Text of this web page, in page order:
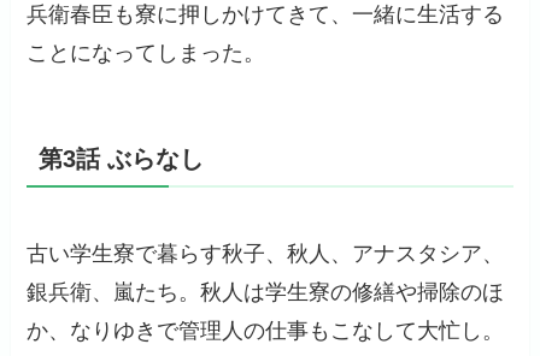
兵衛春臣も寮に押しかけてきて、一緒に生活する
ことになってしまった。
第3話 ぶらなし
古い学生寮で暮らす秋子、秋人、アナスタシア、
銀兵衛、嵐たち。秋人は学生寮の修繕や掃除のほ
か、なりゆきで管理人の仕事もこなして大忙し。